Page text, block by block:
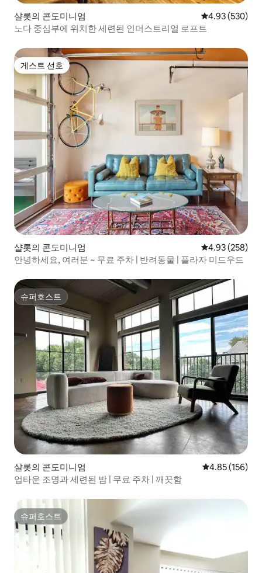
샬롯의 콘도미니엄 평점 4.93점(5
4.93 (530)
노다 중심부에 위치한 세련된 인더스트리얼 로프트
게스트 선호
게스트 선호
샬롯의 콘도미니엄 평점 4.93점(5
4.93 (258)
안녕하세요, 여러분 ~ 무료 주차 | 반려동물 | 플라자 미드우드
슈퍼호스트
슈퍼호스트
샬롯의 콘도미니엄 평점 4.85점(5
4.85 (156)
업타운 조명과 세련된 밤 | 무료 주차 | 깨끗함
슈퍼호스트
슈퍼호스트